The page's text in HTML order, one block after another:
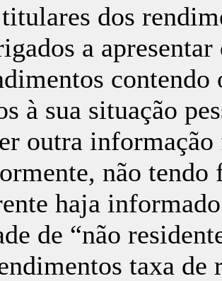
dos
a
contendo
à sua situação
outra
não tendo
haja
de “não
taxa